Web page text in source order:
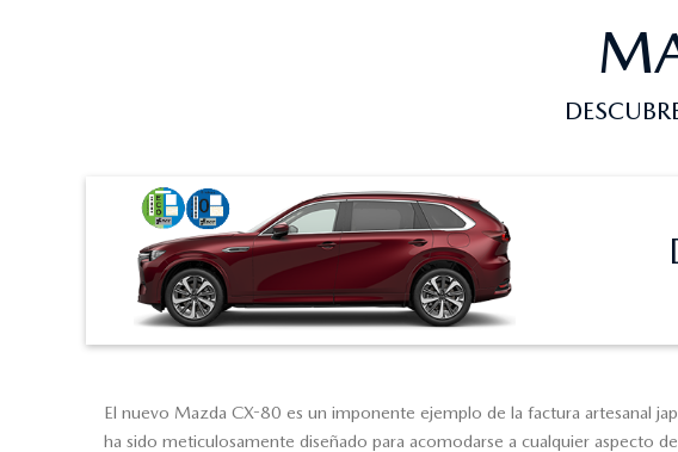
El nuevo Mazda CX-80 es un imponente ejemplo de la factura artesanal
ha sido meticulosamente diseñado para acomodarse a cualquier aspecto